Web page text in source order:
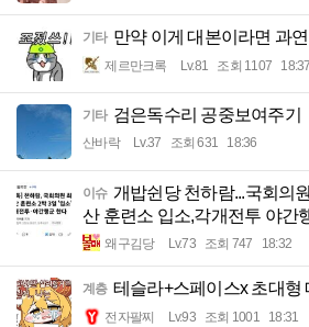
기타 만약 이게 대본이라면 과
제르만크록 Lv.81 조회 1107 18:37
기타 검은독수리 공중보여주기
산바락 Lv.37 조회 631 18:36
이슈 개밥쉰당 천하람...국회의
산 훈련소 입소,각개전투 야간
왜구김당 Lv.73 조회 747 18:32
계층 테슬라+스페이스x 초대형
전자팔찌 Lv.93 조회 1001 18:31